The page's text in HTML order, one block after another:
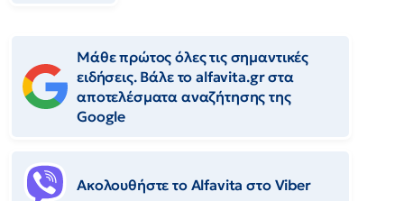
Μάθε πρώτος όλες τις σημαντικές
ειδήσεις. Βάλε το alfavita.gr στα
αποτελέσματα αναζήτησης της
Google
Ακολουθήστε το Αlfavita στο Viber